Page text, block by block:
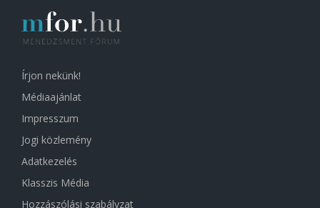
Írjon nekünk!
Médiaajánlat
Impresszum
Jogi közlemény
Adatkezelés
Klasszis Média
Hozzászólási szabályzat